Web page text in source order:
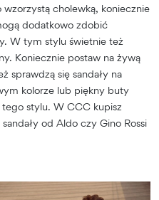
cholewką, koniecznie
dodatkowo zdobić
W tym stylu świetnie też
Koniecznie postaw na żywą
sprawdzą się sandały na
kolorze lub piękny buty
stylu. W CCC kupisz
od Aldo czy Gino Rossi